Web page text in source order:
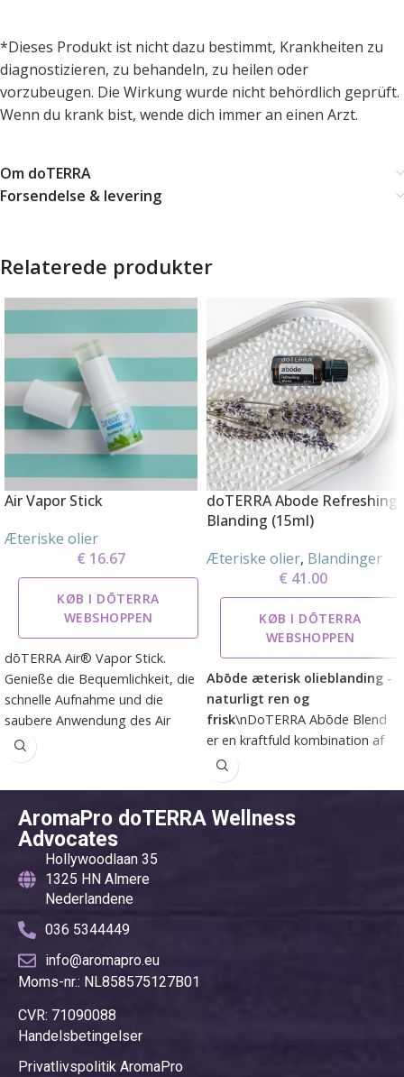
*Dieses Produkt ist nicht dazu bestimmt, Krankheiten zu
diagnostizieren, zu behandeln, zu heilen oder
vorzubeugen. Die Wirkung wurde nicht behördlich geprüft.
Wenn du krank bist, wende dich immer an einen Arzt.
Om doTERRA
Forsendelse & levering
Relaterede produkter
Air Vapor Stick
Æteriske olier
€ 16.67
KØB I DŌTERRA
WEBSHOPPEN
dōTERRA Air® Vapor Stick.
Genieße die Bequemlichkeit, die
schnelle Aufnahme und die
saubere Anwendung des Air
Vapor Sticks. Der Stick gibt ein
erfrischendes Gefühl an der
Verwendungsmethode von
doTERRAs patentiertem Air
ätherischen Öl kann mit diesem
Stick überall und jederzeit
verwendet werden.
doTERRA Abode Refreshing
Blanding (15ml)
Æteriske olier, Blandinger
€ 41.00
KØB I DŌTERRA
WEBSHOPPEN
Abōde æterisk olieblanding -
naturligt ren og
frisk\nDoTERRA Abōde Blend
er en kraftfuld kombination af
CPTG™ æteriske olier, særligt
udviklet til at rengøre dit hjem
af blandt andet Lime, Litsea og
AromaPro doTERRA Wellness
Advocates
Hollywoodlaan 35
1325 HN Almere
Nederlandene
036 5344449
info@aromapro.eu
Moms-nr.: NL858575127B01
CVR: 71090088
Handelsbetingelser
Privatlivspolitik AromaPro